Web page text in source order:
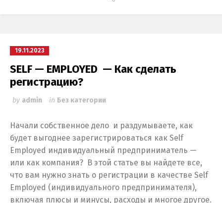
19.11.2023
SELF — EMPLOYED — Как сделать
регистрацию?
by admin in Без категории
Начали собственное дело и раздумываете, как
будет выгоднее зарегистрироваться как Self
Employed индивидуальный предприниматель —
или как компания? В этой статье вы найдете все,
что вам нужно знать о регистрации в качестве Self
Employed (индивидуального предпринимателя),
включая плюсы и минусы, расходы и многое другое.